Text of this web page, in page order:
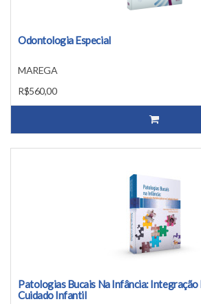
Odontologia Especial
MAREGA
R$560,00
Patologias Bucais Na Infância:
Cuidado Infantil